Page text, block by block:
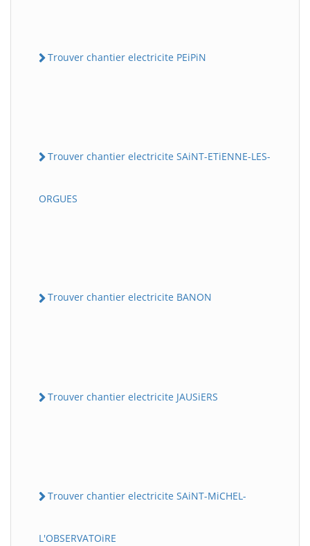
Trouver chantier electricite PEiPiN
Trouver chantier electricite SAiNT-ETiENNE-LES-
ORGUES
Trouver chantier electricite BANON
Trouver chantier electricite JAUSiERS
Trouver chantier electricite SAiNT-MiCHEL-
L'OBSERVATOiRE